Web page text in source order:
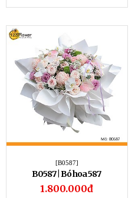
[B0587]
B0587 | Bó hoa 587
1.800.000đ